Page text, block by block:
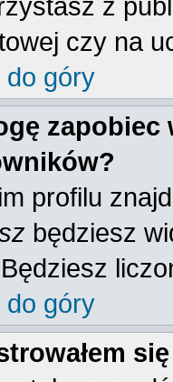
z
czy na
do góry
profilu
będziesz
do góry